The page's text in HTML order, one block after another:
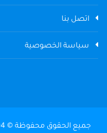
اتصل بنا
سياسة الخصوصية